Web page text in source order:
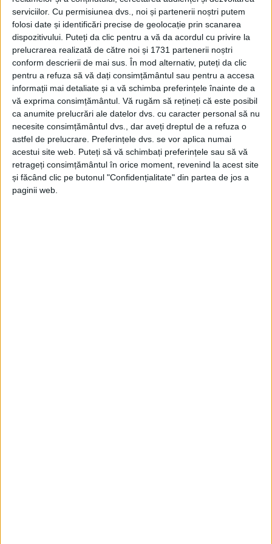
serviciilor. Cu permisiunea dvs., noi și partenerii noștri putem
folosi date și identificări precise de geolocație prin scanarea
dispozitivului. Puteți da clic pentru a vă da acordul cu privire la
prelucrarea realizată de către noi și 1731 partenerii noștri
conform descrierii de mai sus. În mod alternativ, puteți da clic
pentru a refuza să vă dați consimțământul sau pentru a accesa
informații mai detaliate și a vă schimba preferințele înainte de a
vă exprima consimțământul. Vă rugăm să rețineți că este posibil
ca anumite prelucrări ale datelor dvs. cu caracter personal să nu
necesite consimțământul dvs., dar aveți dreptul de a refuza o
astfel de prelucrare. Preferințele dvs. se vor aplica numai
acestui site web. Puteți să vă schimbați preferințele sau să vă
retrageți consimțământul în orice moment, revenind la acest site
și făcând clic pe butonul "Confidențialitate" din partea de jos a
paginii web.
ce este posibil pentru ca femeia cu trei copii să aibă o
fîntînă în curte și o bucătărie. Într-o postare pe
pagina de Facebook a asociației sucevene se
arată: „Dumnezeu a trimis un om
mărinimos, pe Ciprian, înconjurat de alți oameni cu
inimă mare, care cu banii lor au construit o fîntînă și
au zidit o bucătărie nouă, complet utilată și dotată,
pentru familia greu încercată”. De curînd, preotul
Remus Cojocar a mers împreună cu mai mulți tineri
voluntari la Baineț, unde a sfințit fîntîna și bucătăria.
Părintele a dăruit familiei o icoană cu Maica
Domnului „Pantanassa”.